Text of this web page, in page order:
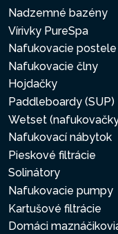
Nadzemné bazény
Vírivky PureSpa
Nafukovacie postele
Nafukovacie člny
Hojdačky
Paddleboardy (SUP)
Wetset
Nafukovací nábytok
Pieskové filtrácie
Solinátory
Nafukovacie pumpy
Kartušové filtrácie
Domáci